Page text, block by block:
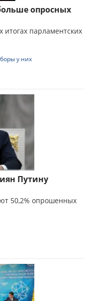
опросных
парламентских
у них
Путину
50,2% опрошенных